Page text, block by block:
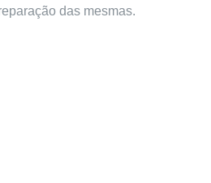
das mesmas.